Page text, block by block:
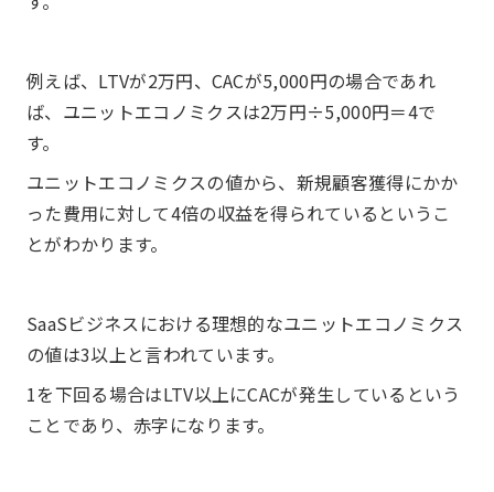
例えば、LTVが2万円、CACが5,000円の場合であれ
ば、ユニットエコノミクスは2万円÷5,000円＝4で
す。
ユニットエコノミクスの値から、新規顧客獲得にかか
った費用に対して4倍の収益を得られているというこ
とがわかります。
SaaSビジネスにおける理想的なユニットエコノミクス
の値は3以上と言われています。
1を下回る場合はLTV以上にCACが発生しているという
ことであり、赤字になります。